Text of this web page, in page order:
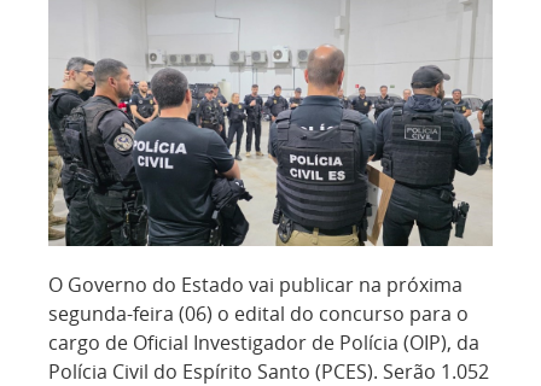
O Governo do Estado vai publicar na próxima
segunda-feira (06) o edital do concurso para o
cargo de Oficial Investigador de Polícia (OIP), da
Polícia Civil do Espírito Santo (PCES). Serão 1.052